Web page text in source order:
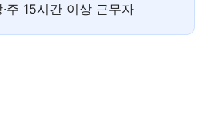
주 15시간 이상 근무자